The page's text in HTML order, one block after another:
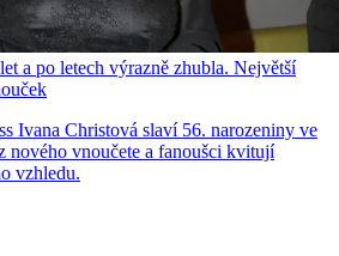
a po letech výrazně zhubla. Největší
Ivana Christová slaví 56. narozeniny ve
nového vnoučete a fanoušci kvitují
vzhledu.